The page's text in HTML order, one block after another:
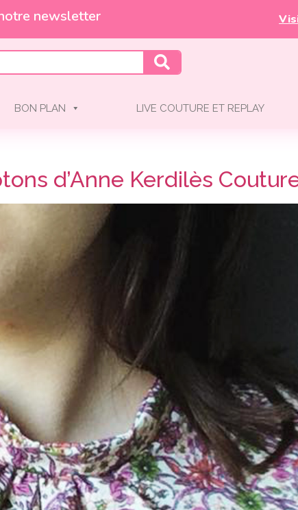
newsletter
BON PLAN LIVE COUTURE ET REPLAY
d’Anne Kerdilès